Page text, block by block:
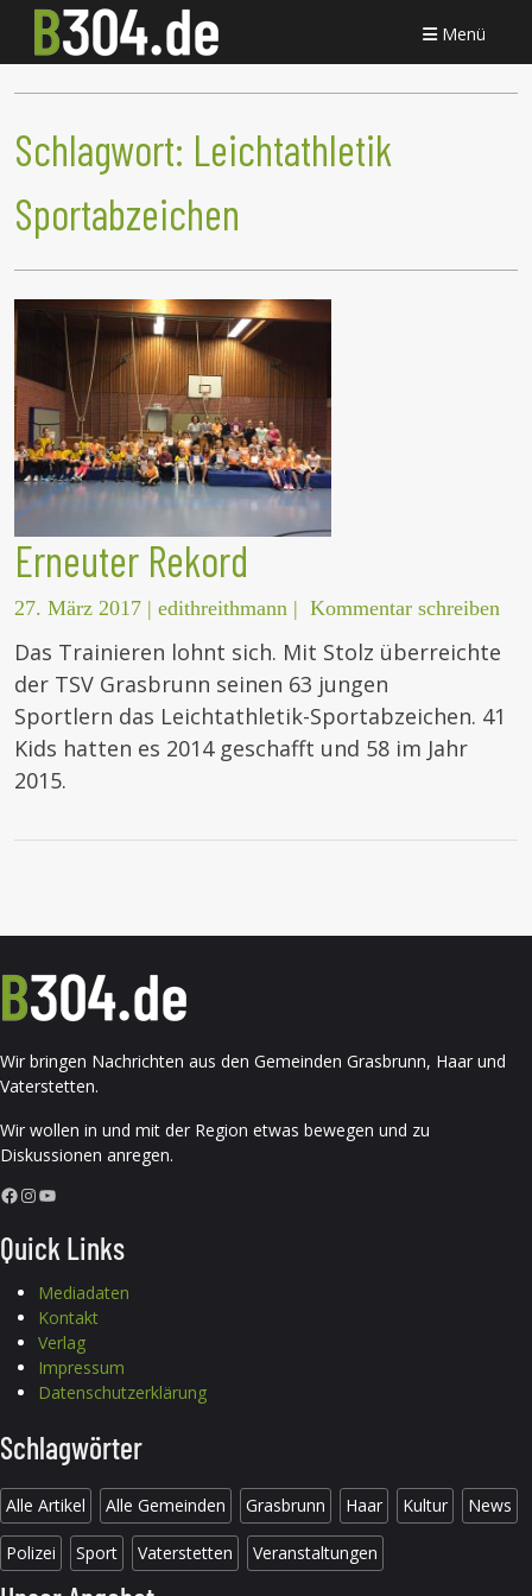
Menü
Schlagwort: Leichtathletik
Sportabzeichen
Erneuter Rekord
27. März 2017 | edithreithmann | Kommentar schreiben
Das Trainieren lohnt sich. Mit Stolz überreichte
der TSV Grasbrunn seinen 63 jungen
Sportlern das Leichtathletik-Sportabzeichen. 41
Kids hatten es 2014 geschafft und 58 im Jahr
2015.
Wir bringen Nachrichten aus den Gemeinden Grasbrunn, Haar und
Vaterstetten.
Wir wollen in und mit der Region etwas bewegen und zu
Diskussionen anregen.
Facebook InstagramYouTube
Quick Links
Mediadaten
Kontakt
Verlag
Impressum
Datenschutzerklärung
Schlagwörter
Alle Artikel Alle Gemeinden Grasbrunn Haar Kultur News
Polizei Sport Vaterstetten Veranstaltungen